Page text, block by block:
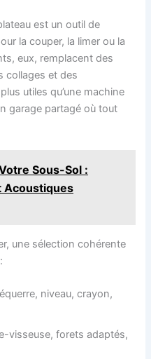
est un outil de
la couper, la limer ou la
eux, remplacent des
collages et des
utiles qu’une machine
garage partagé où tout
Sous-Sol :
Acoustiques
une sélection cohérente
niveau, crayon,
visseuse, forets adaptés,